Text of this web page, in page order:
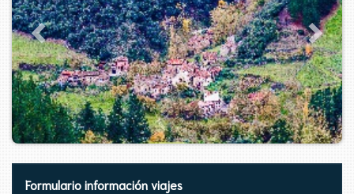
Formulario información viajes